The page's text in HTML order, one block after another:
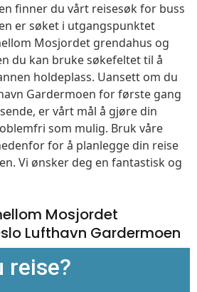
finner du vårt reisesøk for buss
er søket i utgangspunktet
Mosjordet grendahus og
du kan bruke søkefeltet til å
holdeplass. Uansett om du
Gardermoen for første gang
er vårt mål å gjøre din
som mulig. Bruk våre
for å planlegge din reise
Vi ønsker deg en fantastisk og
Mosjordet
Lufthavn Gardermoen
reise?